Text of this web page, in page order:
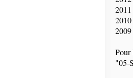
Pour
"05-